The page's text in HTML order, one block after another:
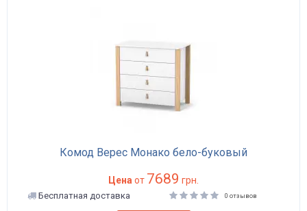
Комод Верес Монако бело-буковый
Цена от 7689 грн.
Бесплатная доставка 0 отзывов